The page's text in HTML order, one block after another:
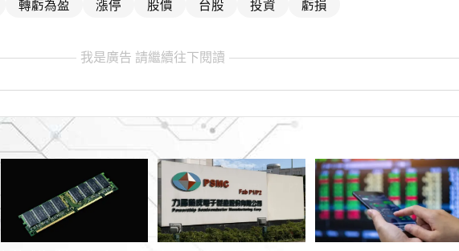
轉虧為盈 漲停 股價 台股 投資 虧損
我是廣告 請繼續往下閱讀